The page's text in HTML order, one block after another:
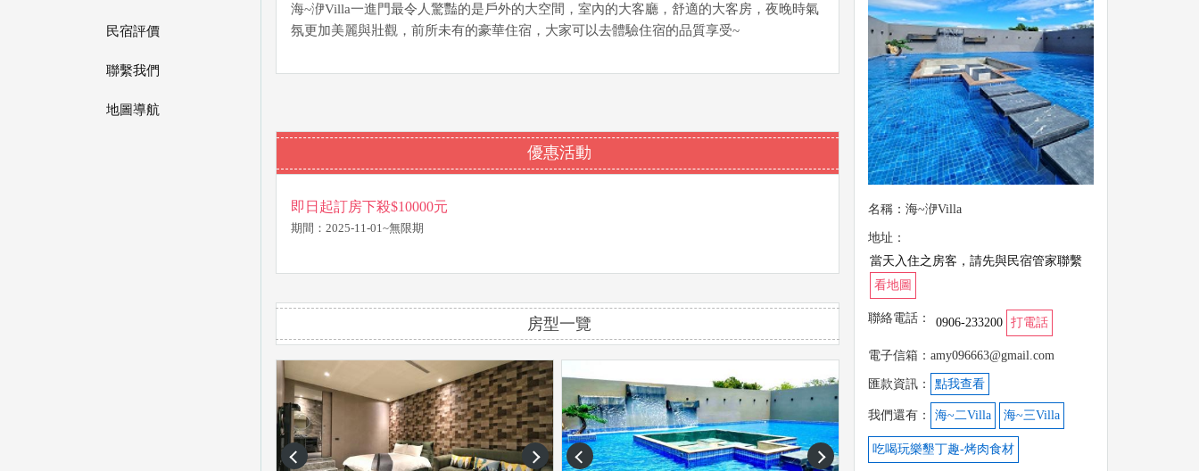
民宿評價
聯繫我們
地圖導航
海~洢Villa一進門最令人驚豔的是戶外的大空間，室內的大客廳，舒適的大客房，夜晚時氣
氛更加美麗與壯觀，前所未有的豪華住宿，大家可以去體驗住宿的品質享受~
優惠活動
即日起訂房下殺$10000元
期間：2025-11-01~無限期
房型一覽
prev next prev next
名稱：海~洢Villa
地址：
當天入住之房客，請先與民宿管家聯繫
看地圖
聯絡電話： 0906-233200 打電話
電子信箱：amy096663@gmail.com
匯款資訊： 點我查看
我們還有： 海~二Villa 海~三Villa
吃喝玩樂墾丁趣-烤肉食材